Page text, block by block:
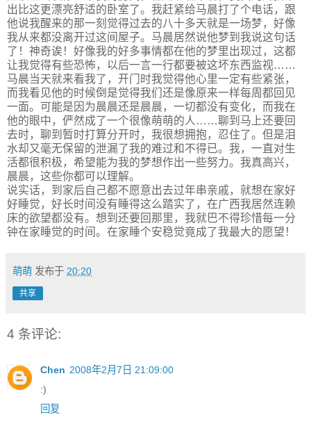
出比这更漂亮舒适的卧室了。我赶紧给马晨打了个电话，跟
他说我醒来的那一刻觉得过去的八十多天就是一场梦，好像
我从来都没离开过这间屋子。马晨居然说他梦到我说这句话
了！神奇诶！好像我的好多事情都在他的梦里出现过，这都
让我觉得有些恐怖，以后一言一行都要被这坏东西监视……
马晨当天就来看我了，开门时我觉得他心里一定有些紧张，
而我看见他的时候倒是觉得我们还是像原来一样每周都回见
一面。可能是因为晨晨还是晨晨，一切都没有变化，而我在
他的眼中，俨然成了一个很像萌萌的人……聊到马上还要回
去时，聊到暂时打算分开时，我很想拥抱，忍住了。但是泪
水却又毫无保留的泄漏了我的难过和不得已。我，一直对生
活都很积极，希望能为我的梦想作出一些努力。我真高兴，
晨晨，这些你都可以理解。
说实话，到家后自己都不愿意出去过年串亲戚，就想在家好
好睡觉，好长时间没有睡得这么踏实了，在广西我居然连赖
床的欲望都没有。想到还要回那里，我就巴不得珍惜每一分
钟在家睡觉的时间。在家睡个安稳觉竟成了我最大的愿望！
萌萌 发布于 20:20
共享
4 条评论:
Chen 2008年2月7日 21:09:00
:)
回复